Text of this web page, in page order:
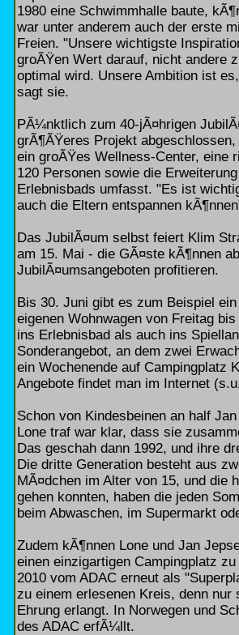
1980 eine Schwimmhalle baute,
war unter anderem auch der erste
Freien. "Unsere wichtigste
groÃŸen Wert darauf, nicht andere
optimal wird. Unsere Ambition ist
sagt sie.
PÃ¼nktlich zum 40-jÃ¤hrigen
grÃ¶ÃŸeres Projekt
ein groÃŸes Wellness-Center, eine
120 Personen sowie die
Erlebnisbads umfasst. "Es ist
auch die Eltern entspannen
Das JubilÃ¤um selbst feiert Klim
am 15. Mai - die GÃ¤ste kÃ¶nnen
JubilÃ¤umsangeboten profitieren.
Bis 30. Juni gibt es zum Beispiel
eigenen Wohnwagen von Freitag
ins Erlebnisbad als auch ins
Sonderangebot, an dem zwei
ein Wochenende auf Campingplatz
Angebote findet man im Internet
Schon von Kindesbeinen an half
Lone traf war klar, dass sie
Das geschah dann 1992, und ihre
Die dritte Generation besteht aus
MÃ¤dchen im Alter von 15, und die
gehen konnten, haben die jeden
beim Abwaschen, im Supermarkt
Zudem kÃ¶nnen Lone und Jan
einen einzigartigen Campingplatz
2010 vom ADAC erneut als
zu einem erlesenen Kreis, denn nur
Ehrung erlangt. In Norwegen und
des ADAC erfÃ¼llt.